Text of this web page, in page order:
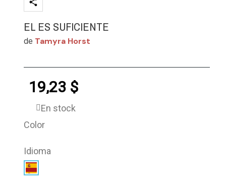
EL ES SUFICIENTE
de Tamyra Horst
19,23 $
En stock
Color
Idioma